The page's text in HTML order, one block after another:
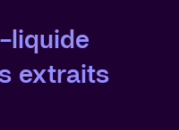
liquide
extraits